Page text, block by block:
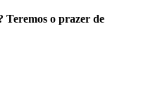
Teremos o prazer de